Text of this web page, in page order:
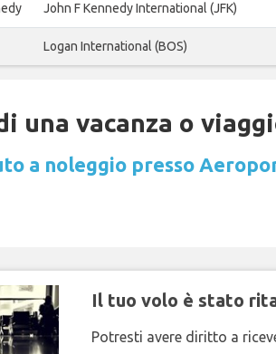
John F Kennedy International (JFK)
Logan International (BOS)
una vacanza o
a noleggio presso
Il tuo volo è stato
Potresti avere diritto a